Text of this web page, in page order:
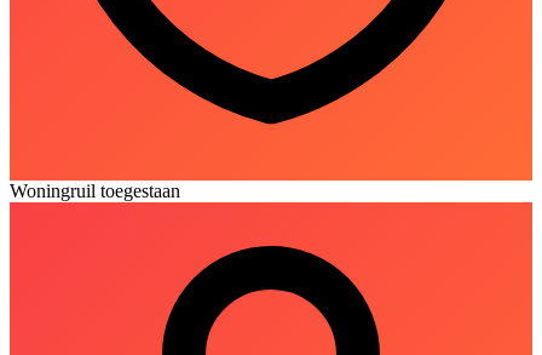
Woningruil toegestaan